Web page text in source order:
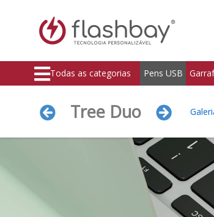
Todas as categorias Pens USB
Tree Duo